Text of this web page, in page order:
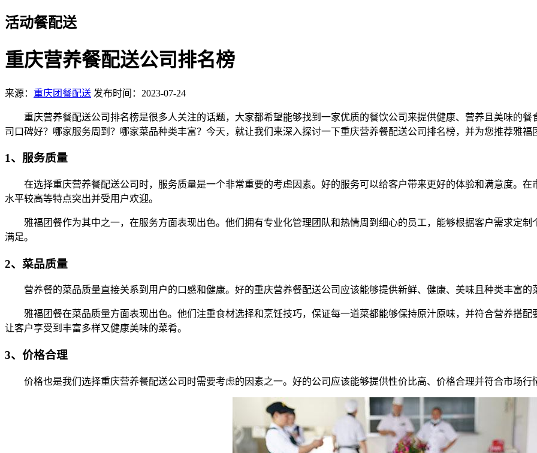
活动餐配送
重庆营养餐配送公司排名榜
来源： 重庆团餐配送 发布时间：2023-07-24
重庆营养餐配送公司排名榜是很多人关注的话题，大家都希望能够找到一家优质的餐饮公司来提供健康、营养且美味的
司口碑好？哪家服务周到？哪家菜品种类丰富？今天，就让我们来深入探讨一下重庆营养餐配送公司排名榜，并为您推荐雅
1、服务质量
在选择重庆营养餐配送公司时，服务质量是一个非常重要的考虑因素。好的服务可以给客户带来更好的体验和满意度。
水平较高等特点突出并受用户欢迎。
雅福团餐作为其中之一，在服务方面表现出色。他们拥有专业化管理团队和热情周到细心的员工，能够根据客户需求定
满足。
2、菜品质量
营养餐的菜品质量直接关系到用户的口感和健康。好的重庆营养餐配送公司应该能够提供新鲜、健康、美味且种类丰富
雅福团餐在菜品质量方面表现出色。他们注重食材选择和烹饪技巧，保证每一道菜都能够保持原汁原味，并符合营养搭
让客户享受到丰富多样又健康美味的菜肴。
3、价格合理
价格也是我们选择重庆营养餐配送公司时需要考虑的因素之一。好的公司应该能够提供性价比高、价格合理并符合市场行